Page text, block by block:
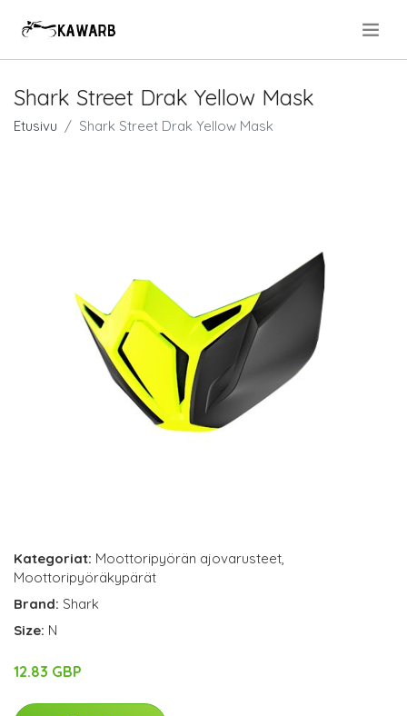
Shark Street Drak Yellow Mask
Etusivu Shark Street Drak Yellow Mask
Kategoriat: Moottoripyörän ajovarusteet,
Moottoripyöräkypärät
Brand: Shark
Size: N
12.83 GBP